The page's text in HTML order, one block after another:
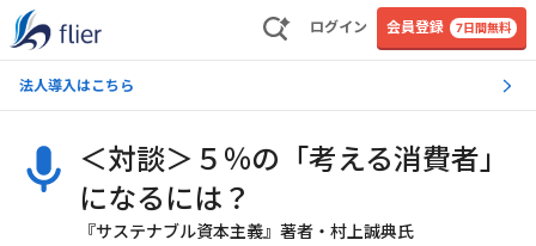
ログイン 会員登録 7日間無料
法人導入はこちら
＜対談＞５％の「考える消費者」
になるには？
『サステナブル資本主義』著者・村上誠典氏